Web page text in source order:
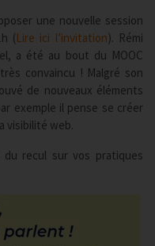
une nouvelle session
(Lire ici l’invitation). Rémi
a été au bout du MOOC
convaincu ! Malgré son
de nouveaux éléments
exemple il pense se créer
visibilité web.
recul sur vos pratiques